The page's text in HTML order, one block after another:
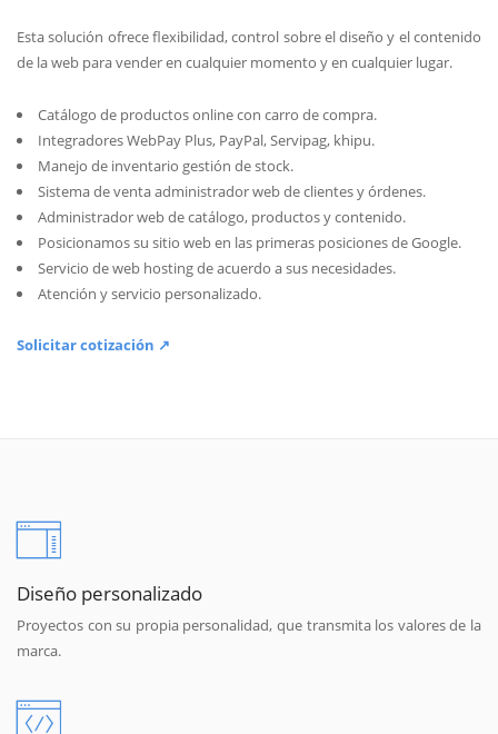
Esta solución ofrece flexibilidad, control sobre el diseño y el contenido
de la web para vender en cualquier momento y en cualquier lugar.
Catálogo de productos online con carro de compra.
Integradores WebPay Plus, PayPal, Servipag, khipu.
Manejo de inventario gestión de stock.
Sistema de venta administrador web de clientes y órdenes.
Administrador web de catálogo, productos y contenido.
Posicionamos su sitio web en las primeras posiciones de Google.
Servicio de web hosting de acuerdo a sus necesidades.
Atención y servicio personalizado.
Solicitar cotización ↗
Diseño personalizado
Proyectos con su propia personalidad, que transmita los valores de la
marca.